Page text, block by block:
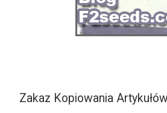
Zakaz Kopiowania